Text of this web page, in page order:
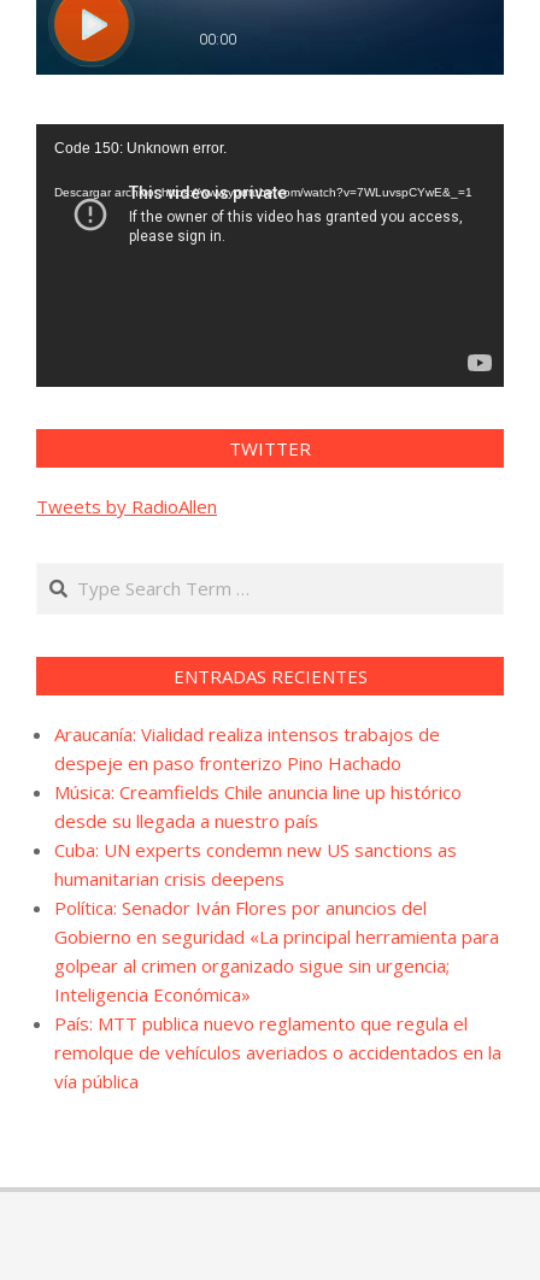
Reproductor
vídeo
Code 150: Unknown error.
Descargar archivo: https://www.youtube.com/watch?v=7WLuvspCYwE&_=1
TWITTER
Tweets by RadioAllen
Search
ENTRADAS RECIENTES
Araucanía: Vialidad realiza intensos trabajos de
despeje en paso fronterizo Pino Hachado
Música: Creamfields Chile anuncia line up histórico
desde su llegada a nuestro país
Cuba: UN experts condemn new US sanctions as
humanitarian crisis deepens
Política: Senador Iván Flores por anuncios del
Gobierno en seguridad «La principal herramienta para
golpear al crimen organizado sigue sin urgencia;
Inteligencia Económica»
País: MTT publica nuevo reglamento que regula el
remolque de vehículos averiados o accidentados en la
vía pública